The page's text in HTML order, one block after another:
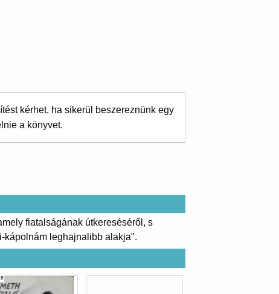
kérhet, ha sikerül beszereznünk egy
a könyvet.
fiatalságának útkereséséről, s
kápolnám leghajnalibb alakja".